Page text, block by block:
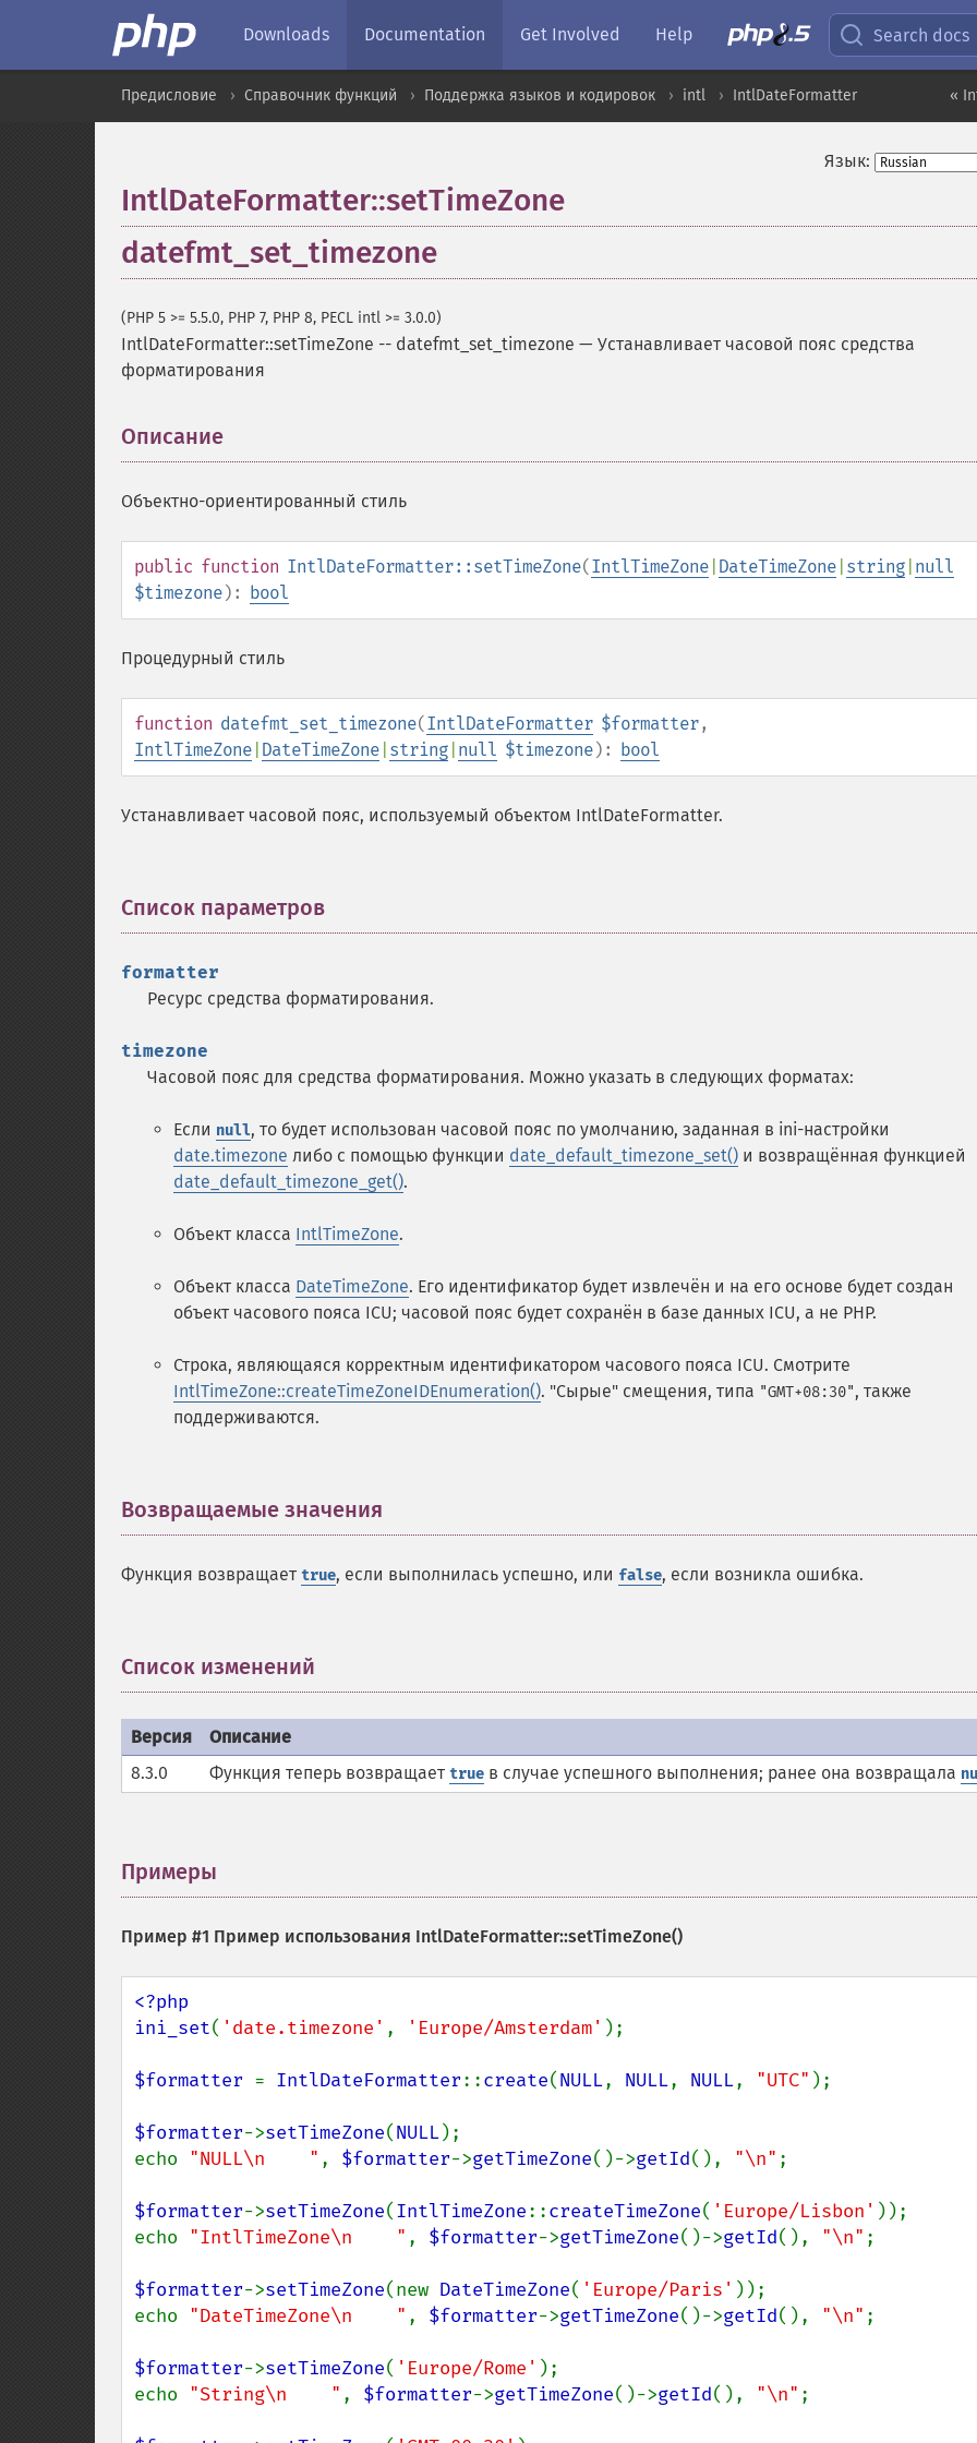
Downloads Documentation Get Involved Help Search docs
«
Предисловие Справочник функций Поддержка языков и кодировок intl IntlDateFormatter
Язык:
IntlDateFormatter::setTimeZone
datefmt_set_timezone
(PHP 5 >= 5.5.0, PHP 7, PHP 8, PECL intl >= 3.0.0)
IntlDateFormatter::setTimeZone -- datefmt_set_timezone — Устанавливает часовой пояс средства
форматирования
Описание
Объектно-ориентированный стиль
public function IntlDateFormatter::setTimeZone(IntlTimeZone DateTimeZone string null
$timezone): bool
Процедурный стиль
function datefmt_set_timezone(IntlDateFormatter $formatter,
IntlTimeZone DateTimeZone string null $timezone): bool
Устанавливает часовой пояс, используемый объектом IntlDateFormatter.
Список параметров
formatter
Ресурс средства форматирования.
timezone
Часовой пояс для средства форматирования. Можно указать в следующих форматах:
Если null, то будет использован часовой пояс по умолчанию, заданная в ini-настройки
date.timezone либо с помощью функции date_default_timezone_set() и возвращённая функцией
date_default_timezone_get().
Объект класса IntlTimeZone.
Объект класса DateTimeZone. Его идентификатор будет извлечён и на его основе будет создан
объект часового пояса ICU; часовой пояс будет сохранён в базе данных ICU, а не PHP.
Строка, являющаяся корректным идентификатором часового пояса ICU. Смотрите
IntlTimeZone::createTimeZoneIDEnumeration(). "Сырые" смещения, типа "GMT+08:30", также
поддерживаются.
Возвращаемые значения
Функция возвращает true, если выполнилась успешно, или false, если возникла ошибка.
Список изменений
Версия
Описание
8.3.0
Функция теперь возвращает true в случае успешного выполнения; ранее она возвращала
Примеры
Пример #1 Пример использования IntlDateFormatter::setTimeZone()
<?php
ini_set( 'date.timezone' , 'Europe/Amsterdam' );
$formatter = IntlDateFormatter::create(NULL, NULL, NULL, "UTC" );
$formatter->setTimeZone(NULL);
echo "NULL\n    " , $formatter->getTimeZone()->getId(), "\n" ;
$formatter->setTimeZone(IntlTimeZone::createTimeZone( 'Europe/Lisbon' ));
echo "IntlTimeZone\n    " , $formatter->getTimeZone()->getId(), "\n" ;
$formatter->setTimeZone(new DateTimeZone( 'Europe/Paris' ));
echo "DateTimeZone\n    " , $formatter->getTimeZone()->getId(), "\n" ;
$formatter->setTimeZone( 'Europe/Rome' );
echo "String\n    " , $formatter->getTimeZone()->getId(), "\n" ;